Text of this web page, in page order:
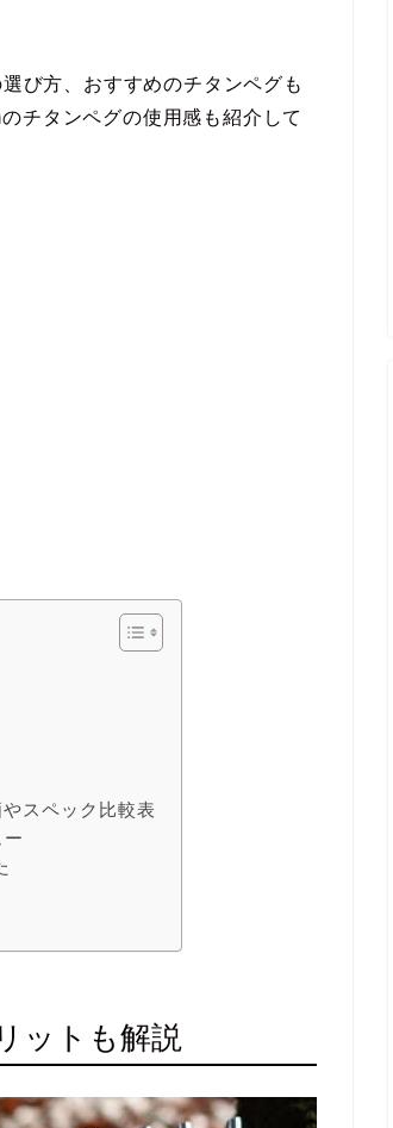
び方、おすすめのチタンペグも
チタンペグの使用感も紹介して
スペック比較表
ットも解説